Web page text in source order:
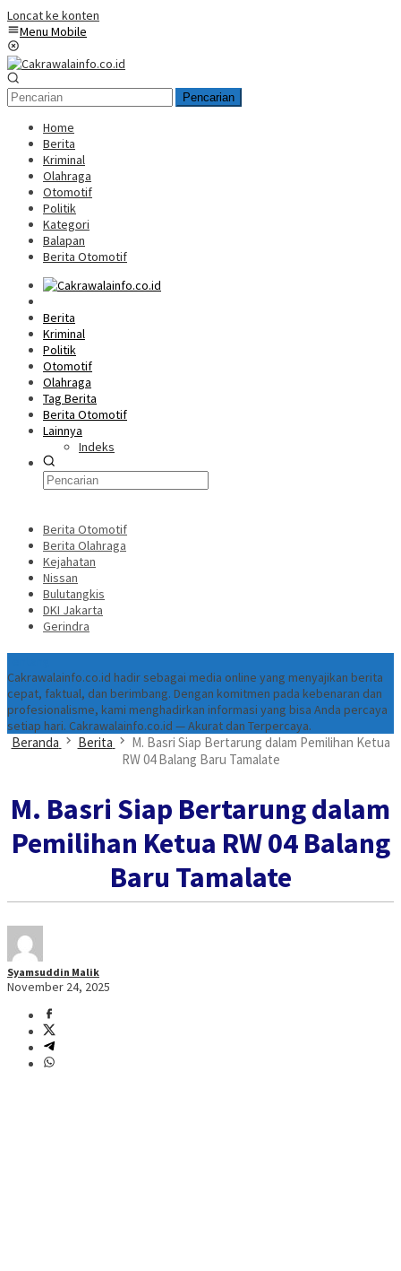
Loncat ke konten
Menu Mobile
Pencarian
Home
Berita
Kriminal
Olahraga
Otomotif
Politik
Kategori
Balapan
Berita Otomotif
Berita
Kriminal
Politik
Otomotif
Olahraga
Tag Berita
Berita Otomotif
Lainnya
Indeks
Berita Otomotif
Berita Olahraga
Kejahatan
Nissan
Bulutangkis
DKI Jakarta
Gerindra
Cakrawalainfo.co.id hadir sebagai media online yang menyajikan berita
cepat, faktual, dan berimbang. Dengan komitmen pada kebenaran dan
profesionalisme, kami menghadirkan informasi yang bisa Anda percaya
setiap hari. Cakrawalainfo.co.id — Akurat dan Terpercaya.
Beranda Berita
M. Basri Siap Bertarung dalam Pemilihan Ketua
RW 04 Balang Baru Tamalate
M. Basri Siap Bertarung dalam
Pemilihan Ketua RW 04 Balang
Baru Tamalate
Syamsuddin Malik
November 24, 2025